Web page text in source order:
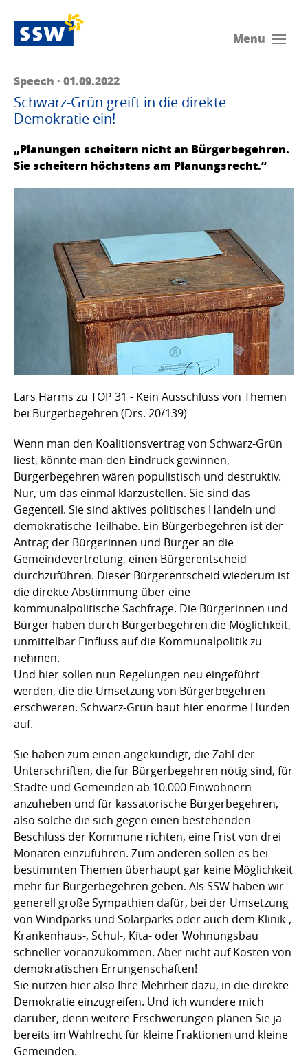
Menu
Speech · 01.09.2022
Schwarz-Grün greift in die direkte
Demokratie ein!
„Planungen scheitern nicht an Bürgerbegehren.
Sie scheitern höchstens am Planungsrecht.“
Lars Harms zu TOP 31 - Kein Ausschluss von Themen
bei Bürgerbegehren (Drs. 20/139)
Wenn man den Koalitionsvertrag von Schwarz-Grün
liest, könnte man den Eindruck gewinnen,
Bürgerbegehren wären populistisch und destruktiv.
Nur, um das einmal klarzustellen. Sie sind das
Gegenteil. Sie sind aktives politisches Handeln und
demokratische Teilhabe. Ein Bürgerbegehren ist der
Antrag der Bürgerinnen und Bürger an die
Gemeindevertretung, einen Bürgerentscheid
durchzuführen. Dieser Bürgerentscheid wiederum ist
die direkte Abstimmung über eine
kommunalpolitische Sachfrage. Die Bürgerinnen und
Bürger haben durch Bürgerbegehren die Möglichkeit,
unmittelbar Einfluss auf die Kommunalpolitik zu
nehmen.
Und hier sollen nun Regelungen neu eingeführt
werden, die die Umsetzung von Bürgerbegehren
erschweren. Schwarz-Grün baut hier enorme Hürden
auf.
Sie haben zum einen angekündigt, die Zahl der
Unterschriften, die für Bürgerbegehren nötig sind, für
Städte und Gemeinden ab 10.000 Einwohnern
anzuheben und für kassatorische Bürgerbegehren,
also solche die sich gegen einen bestehenden
Beschluss der Kommune richten, eine Frist von drei
Monaten einzuführen. Zum anderen sollen es bei
bestimmten Themen überhaupt gar keine Möglichkeit
mehr für Bürgerbegehren geben. Als SSW haben wir
generell große Sympathien dafür, bei der Umsetzung
von Windparks und Solarparks oder auch dem Klinik-,
Krankenhaus-, Schul-, Kita- oder Wohnungsbau
schneller voranzukommen. Aber nicht auf Kosten von
demokratischen Errungenschaften!
Sie nutzen hier also Ihre Mehrheit dazu, in die direkte
Demokratie einzugreifen. Und ich wundere mich
darüber, denn weitere Erschwerungen planen Sie ja
bereits im Wahlrecht für kleine Fraktionen und kleine
Gemeinden.